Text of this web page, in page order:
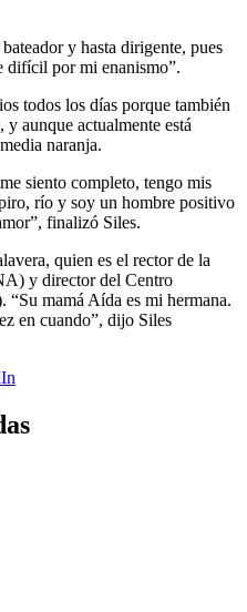
y hasta dirigente, pues
difícil por mi enanismo”.
todos los días porque también
aunque actualmente está
naranja.
siento completo, tengo mis
río y soy un hombre positivo
finalizó Siles.
quien es el rector de la
y director del Centro
mamá Aída es mi hermana.
en cuando”, dijo Siles